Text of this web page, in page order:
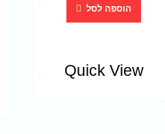
הוספה לסל
Quick View